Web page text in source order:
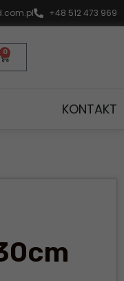
+48 512 473 969
0
KONTAKT